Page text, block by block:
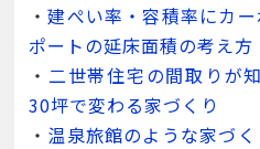
・建ぺい率・容積率にカ
ポートの延床面積の考え方
・ 二世帯住宅の間取りが
30坪で変わる家づくり
・ 温泉旅館のような家づ